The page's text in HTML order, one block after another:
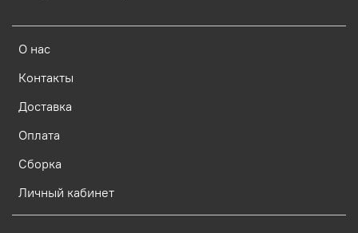
О нас
Контакты
Доставка
Оплата
Сборка
Личный кабинет